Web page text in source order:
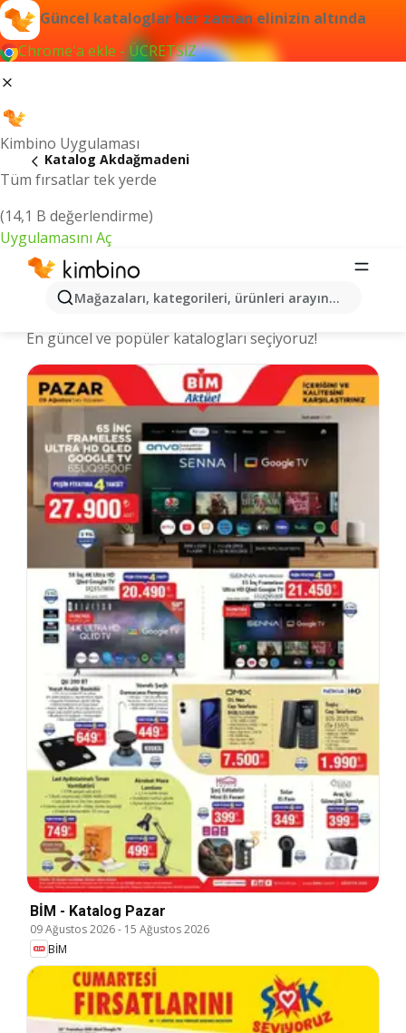
Güncel kataloglar her zaman elinizin altında
Chrome'a ekle - ÜCRETSİZ
Kimbino Uygulaması
Tüm fırsatlar tek yerde
(14,1 B değerlendirme)
Uygulamasını Aç
Mağazaları, kategorileri, ürünleri arayın...
Katalog Akdağmadeni
Akdağmadeni şehrinde kataloglar ve
En güncel ve popüler katalogları seçiyoruz!
BİM - Katalog Pazar
09 Ağustos 2026- 15 Ağustos 2026
BİM